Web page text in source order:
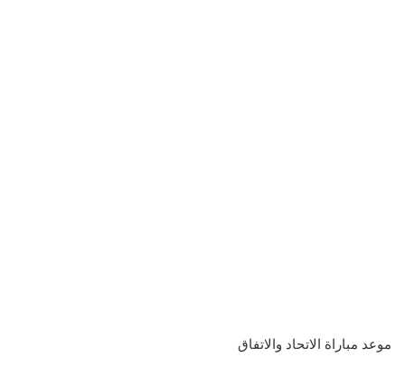
موعد مباراة الاتحاد والاتفاق